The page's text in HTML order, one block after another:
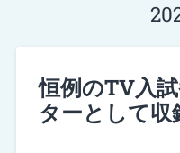
恒例のTV入
ターとして収